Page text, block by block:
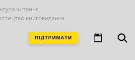
читання
книговидання
ПІДТРИМАТИ